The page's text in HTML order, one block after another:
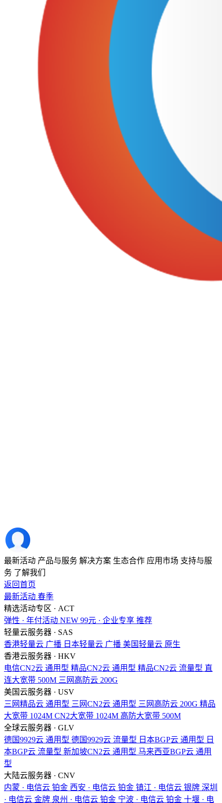
最新活动 产品与服务 解决方案 生态合作 应用市场 支持与服
务 了解我们
返回首页
最新活动 春季
精选活动专区 · ACT
弹性 · 年付活动 NEW 99元 · 企业专享 推荐
轻量云服务器 · SAS
香港轻量云 广播 日本轻量云 广播 美国轻量云 原生
香港云服务器 · HKV
电信CN2云 通用型 精品CN2云 通用型 精品CN2云 流量型 直
连大宽带 500M 三网高防云 200G
美国云服务器 · USV
三网精品云 通用型 三网CN2云 通用型 三网高防云 200G 精品
大宽带 1024M CN2大宽带 1024M 高防大宽带 500M
全球云服务器 · GLV
德国9929云 通用型 德国9929云 流量型 日本BGP云 通用型 日
本BGP云 流量型 新加坡CN2云 通用型 马来西亚BGP云 通用
型
大陆云服务器 · CNV
内蒙 · 电信云 铂金 西安 · 电信云 铂金 镇江 · 电信云 银牌 深圳
· 电信云 金牌 泉州 · 电信云 铂金 宁波 · 电信云 铂金 十堰 · 电